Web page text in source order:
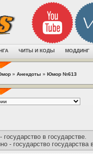
ЧИТЫ И КОДЫ МОДДИНГ
» Анекдоты » Юмор №613
государство в государстве.
- государство государства